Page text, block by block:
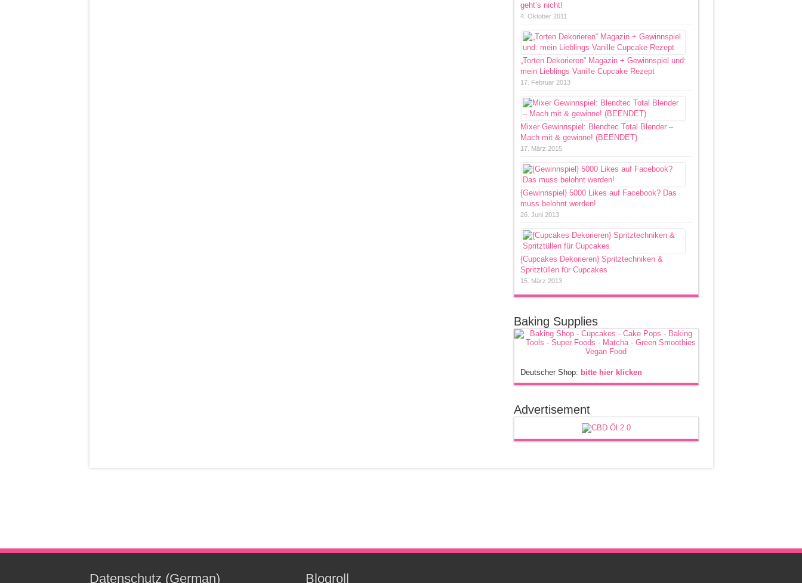
geht’s nicht!
4. Oktober 2011
„Torten Dekorieren“ Magazin + Gewinnspiel und:
mein Lieblings Vanille Cupcake Rezept
17. Februar 2013
Mixer Gewinnspiel: Blendtec Total Blender –
Mach mit & gewinne! (BEENDET)
17. März 2015
{Gewinnspiel} 5000 Likes auf Facebook? Das
muss belohnt werden!
26. Juni 2013
{Cupcakes Dekorieren} Spritztechniken &
Spritztüllen für Cupcakes
15. März 2013
Baking Supplies
Deutscher Shop: bitte hier klicken
Advertisement
Datenschutz (German) Blogroll